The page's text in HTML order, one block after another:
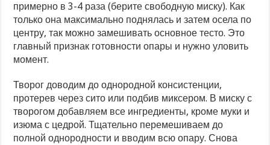
примерно в 3-4 раза (берите свободную миску). Как
только она максимально поднялась и затем осела по
центру, так можно замешивать основное тесто. Это
главный признак готовности опары и нужно уловить
момент.
Творог доводим до однородной консистенции,
протерев через сито или подбив миксером. В миску с
творогом добавляем все ингредиенты, кроме муки и
изюма с цедрой. Тщательно перемешиваем до
полной однородности и вводим всю опару. Снова